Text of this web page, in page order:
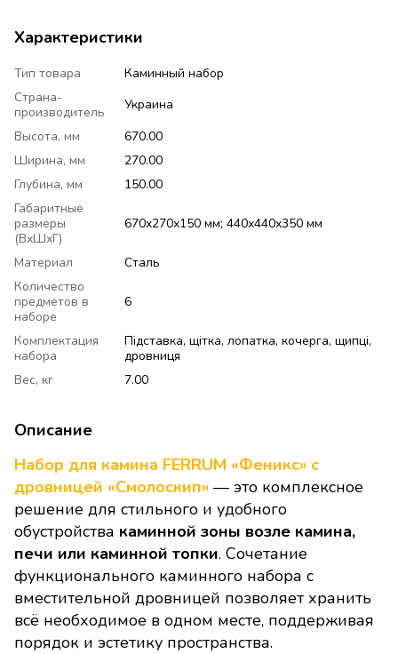
Характеристики
Тип товара
Каминный набор
Страна-
производитель
Украина
Высота, мм
670.00
Ширина, мм
270.00
Глубина, мм
150.00
Габаритные
размеры
(ВхШхГ)
670х270х150 мм; 440х440х350 мм
Материал
Сталь
Количество
предметов в
наборе
6
Комплектация
набора
Підставка, щітка, лопатка, кочерга, щипці,
дровниця
Вес, кг
7.00
Описание
Набор для камина FERRUM «Феникс» с
дровницей «Смолоскип» — это комплексное
решение для стильного и удобного
обустройства каминной зоны возле камина,
печи или каминной топки. Сочетание
функционального каминного набора с
вместительной дровницей позволяет хранить
всё необходимое в одном месте, поддерживая
порядок и эстетику пространства.